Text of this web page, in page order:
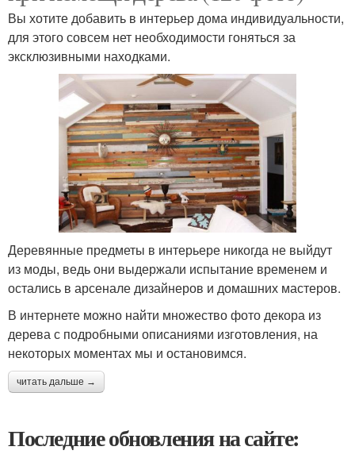
Вы хотите добавить в интерьер дома индивидуальности,
для этого совсем нет необходимости гоняться за
эксклюзивными находками.
Деревянные предметы в интерьере никогда не выйдут
из моды, ведь они выдержали испытание временем и
остались в арсенале дизайнеров и домашних мастеров.
В интернете можно найти множество фото декора из
дерева с подробными описаниями изготовления, на
некоторых моментах мы и остановимся.
читать дальше →
Последние обновления на сайте: